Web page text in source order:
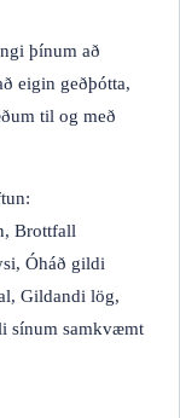
þínum að
eigin geðþótta,
til og með
Brottfall
Óháð gildi
Gildandi lög,
sínum samkvæmt